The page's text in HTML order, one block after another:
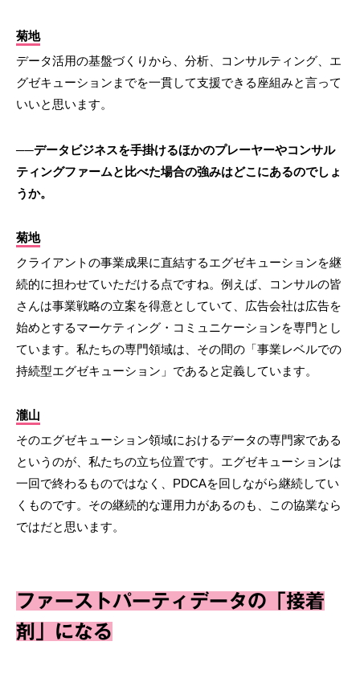
菊地
データ活用の基盤づくりから、分析、コンサルティング、エ
グゼキューションまでを一貫して支援できる座組みと言って
いいと思います。
──データビジネスを手掛けるほかのプレーヤーやコンサル
ティングファームと比べた場合の強みはどこにあるのでしょ
うか。
菊地
クライアントの事業成果に直結するエグゼキューションを継
続的に担わせていただける点ですね。例えば、コンサルの皆
さんは事業戦略の立案を得意としていて、広告会社は広告を
始めとするマーケティング・コミュニケーションを専門とし
ています。私たちの専門領域は、その間の「事業レベルでの
持続型エグゼキューション」であると定義しています。
瀧山
そのエグゼキューション領域におけるデータの専門家である
というのが、私たちの立ち位置です。エグゼキューションは
一回で終わるものではなく、PDCAを回しながら継続してい
くものです。その継続的な運用力があるのも、この協業なら
ではだと思います。
ファーストパーティデータの「接着
剤」になる